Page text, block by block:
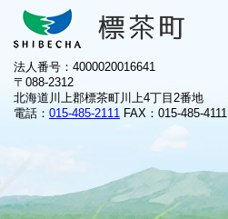
法人番号：4000020016641
〒088-2312
北海道川上郡標茶町川上4丁目2番地
電話： 015-485-2111 FAX：015-485-4111